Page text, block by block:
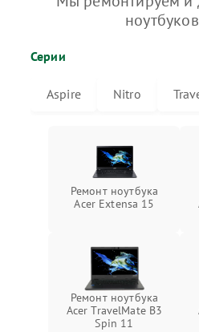
Серии
Aspire Nitro
Ремонт ноутбука
Acer Extensa 15
Ремонт ноутбука
Acer TravelMate B3
Spin 11